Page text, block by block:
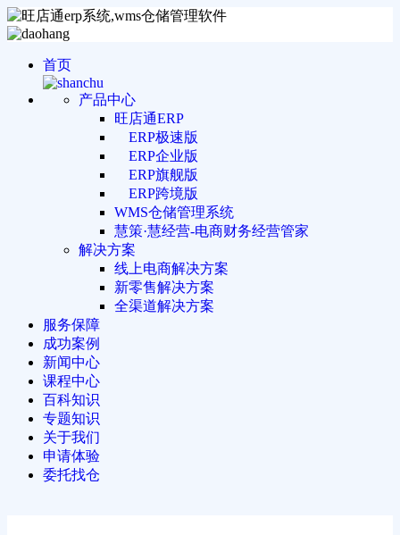
首页
产品中心
旺店通ERP
ERP极速版
ERP企业版
ERP旗舰版
ERP跨境版
WMS仓储管理系统
慧策·慧经营-电商财务经营管家
解决方案
线上电商解决方案
新零售解决方案
全渠道解决方案
服务保障
成功案例
新闻中心
课程中心
百科知识
专题知识
关于我们
申请体验
委托找仓